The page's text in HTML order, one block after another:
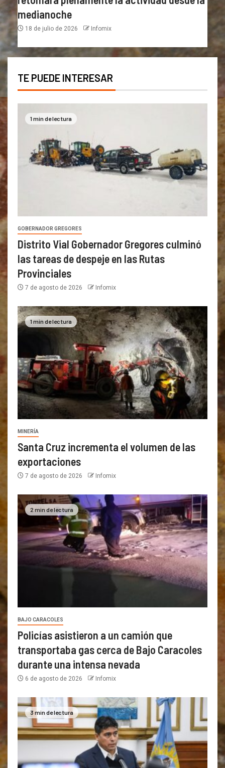
medianoche
18 de julio de 2026 Infomix
TE PUEDE INTERESAR
1 min de lectura
GOBERNADOR GREGORES
Distrito Vial Gobernador Gregores culminó
las tareas de despeje en las Rutas
Provinciales
7 de agosto de 2026 Infomix
1 min de lectura
MINERÍA
Santa Cruz incrementa el volumen de las
exportaciones
7 de agosto de 2026 Infomix
2 min de lectura
BAJO CARACOLES
Policías asistieron a un camión que
transportaba gas cerca de Bajo Caracoles
durante una intensa nevada
6 de agosto de 2026 Infomix
3 min de lectura